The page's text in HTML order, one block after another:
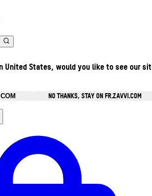
United States, would you like to see our
NO THANKS, STAY ON FR.ZAVVI.COM